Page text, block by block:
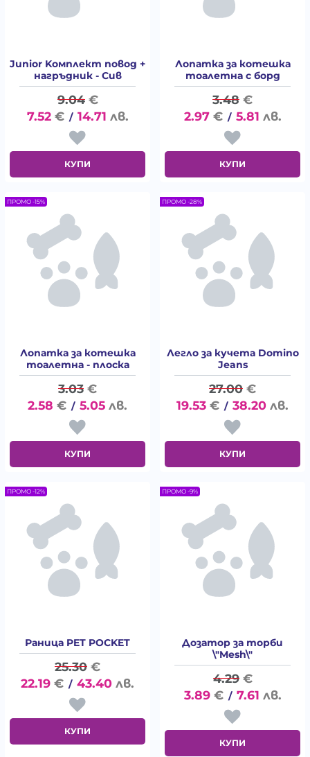
Junior Koмплект повод +
нагръдник - Сив
9.04 €
7.52 € / 14.71 лв.
КУПИ
Лопатка за котешка
тоалетна с борд
3.48 €
2.97 € / 5.81 лв.
КУПИ
Лопатка за котешка
тоалетна - плоска
3.03 €
2.58 € / 5.05 лв.
КУПИ
ПРОМО -15%
Легло за кучета Domino
Jeans
27.00 €
19.53 € / 38.20 лв.
КУПИ
ПРОМО -28%
Раница PET POCKET
25.30 €
22.19 € / 43.40 лв.
КУПИ
ПРОМО -12%
Дозатор за торби
\"Mesh\"
4.29 €
3.89 € / 7.61 лв.
КУПИ
ПРОМО -9%